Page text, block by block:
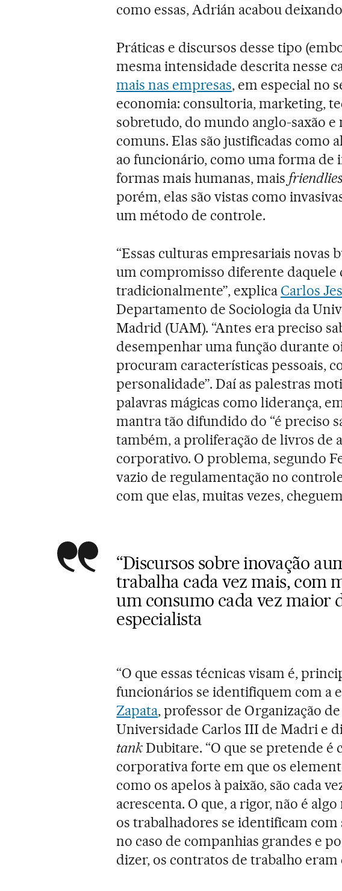
como essas, Adrián acabou
Práticas e discursos desse tipo
mesma intensidade descrita nesse
mais nas empresas, em especial no
economia: consultoria, marketing,
sobretudo, do mundo anglo-saxão e
comuns. Elas são justificadas como
ao funcionário, como uma forma de
formas mais humanas, mais
porém, elas são vistas como
um método de controle.
“Essas culturas empresariais novas
um compromisso diferente daquele
tradicionalmente”, explica Carlos
Departamento de Sociologia da
Madrid (UAM). “Antes era preciso
desempenhar uma função durante
procuram características pessoais,
personalidade”. Daí as palestras
palavras mágicas como liderança,
mantra tão difundido do “é preciso
também, a proliferação de livros de
corporativo. O problema, segundo
vazio de regulamentação no
com que elas, muitas vezes,
“Discursos sobre inovação
trabalha cada vez mais, com
um consumo cada vez maior
especialista
“O que essas técnicas visam é,
funcionários se identifiquem com a
Zapata, professor de Organização
Universidade Carlos III de Madri e
tankDubitare. “O que se pretende
corporativa forte em que os
como os apelos à paixão, são cada
acrescenta. O que, a rigor, não é
os trabalhadores se identificam com
no caso de companhias grandes e
dizer, os contratos de trabalho